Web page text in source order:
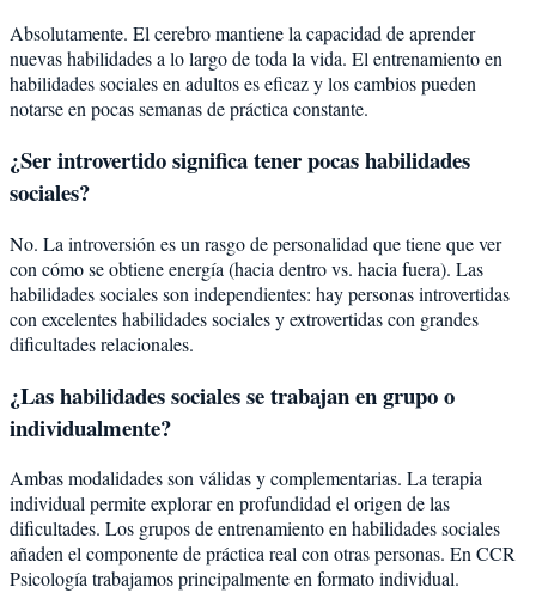
Absolutamente. El cerebro mantiene la capacidad de aprender
nuevas habilidades a lo largo de toda la vida. El entrenamiento en
habilidades sociales en adultos es eficaz y los cambios pueden
notarse en pocas semanas de práctica constante.
¿Ser introvertido significa tener pocas habilidades
sociales?
No. La introversión es un rasgo de personalidad que tiene que ver
con cómo se obtiene energía (hacia dentro vs. hacia fuera). Las
habilidades sociales son independientes: hay personas introvertidas
con excelentes habilidades sociales y extrovertidas con grandes
dificultades relacionales.
¿Las habilidades sociales se trabajan en grupo o
individualmente?
Ambas modalidades son válidas y complementarias. La terapia
individual permite explorar en profundidad el origen de las
dificultades. Los grupos de entrenamiento en habilidades sociales
añaden el componente de práctica real con otras personas. En CCR
Psicología trabajamos principalmente en formato individual.